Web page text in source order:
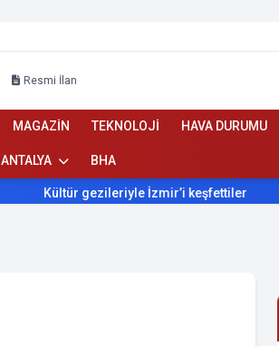
Resmi İlan
MAGAZİN TEKNOLOJİ HAVA DURUMU
ANTALYA BHA
Kültür gezileriyle İzmir’i keşfettiler